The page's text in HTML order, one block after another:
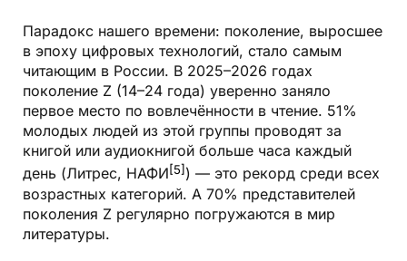
Парадокс нашего времени: поколение, выросшее
в эпоху цифровых технологий, стало самым
читающим в России. В 2025–2026 годах
поколение Z (14–24 года) уверенно заняло
первое место по вовлечённости в чтение. 51%
молодых людей из этой группы проводят за
книгой или аудиокнигой больше часа каждый
день (Литрес, НАФИ[5]) — это рекорд среди всех
возрастных категорий. А 70% представителей
поколения Z регулярно погружаются в мир
литературы.